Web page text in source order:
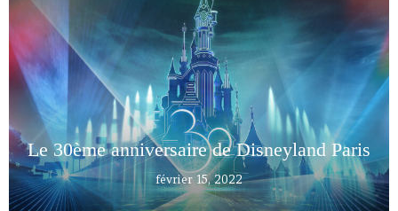
Le 30ème anniversaire de Disneyland Paris
février 15, 2022